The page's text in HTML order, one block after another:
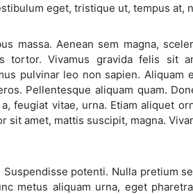
eget, tristique ut, tempus at,
massa. Aenean sem magna,
tortor. Vivamus gravida felis sit
pulvinar leo non sapien. Aliquam
Pellentesque aliquam quam.
feugiat vitae, urna. Etiam aliquet
sit amet, mattis suscipit, magna.
potenti. Nulla pretium
metus aliquam urna, eget